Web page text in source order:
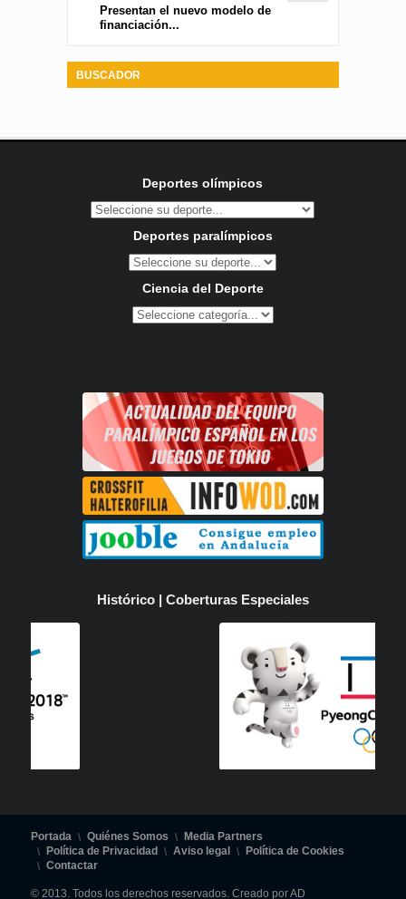
Presentan el nuevo modelo de
financiación...
BUSCADOR
Deportes olímpicos
Deportes paralímpicos
Ciencia del Deporte
Histórico | Coberturas Especiales
Portada Quiénes Somos
Media Partners
Política de Privacidad
Aviso legal
Política de Cookies
Contactar
© 2013. Todos los derechos reservados. Creado por AD